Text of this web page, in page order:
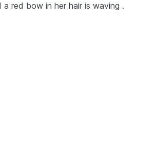
red bow in her hair is waving .